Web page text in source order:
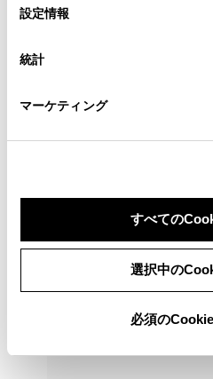
デバイスにすべてのCookie(クッ
意したことになります。
設定の変更、同意を撤回したり
「Cookie（クッキー）情報の取
設定情報
統計
マーケティング
すべての
選択中の
必須の